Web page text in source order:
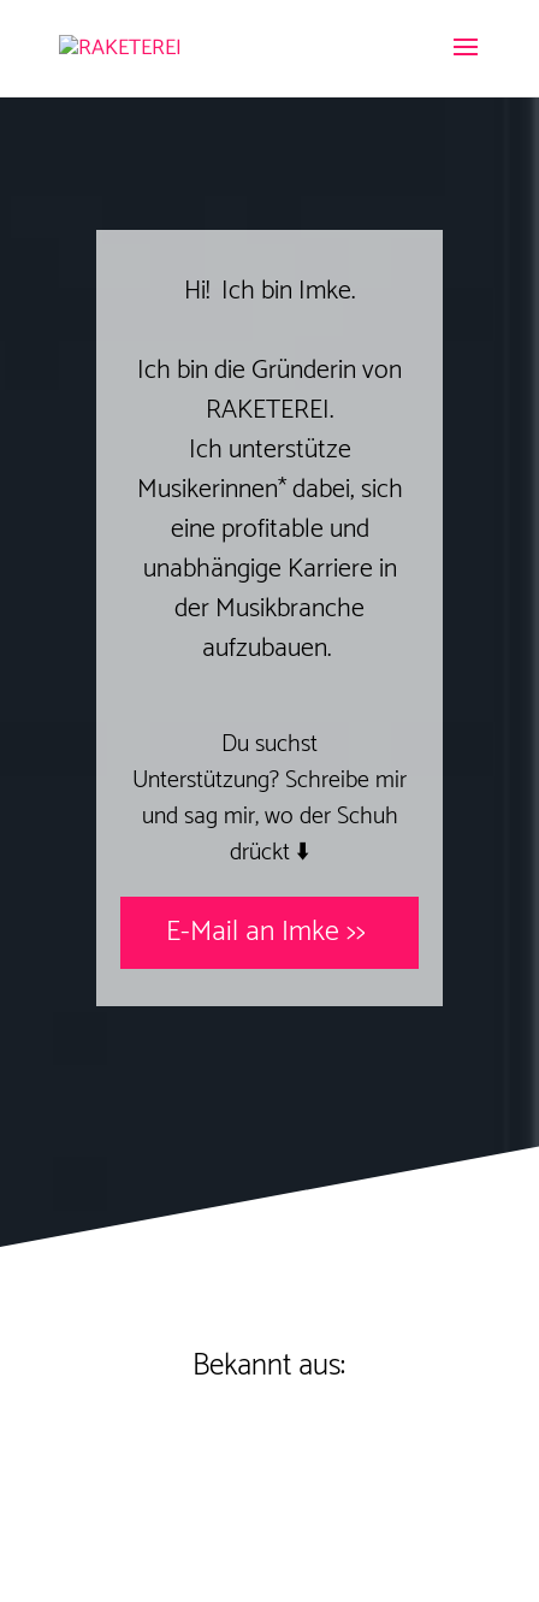
Hi! Ich bin Imke.
Ich bin die Gründerin von
RAKETEREI.
Ich unterstütze
Musikerinnen* dabei, sich
eine profitable und
unabhängige Karriere in
der Musikbranche
aufzubauen.
Du suchst
Unterstützung?Schreibe mir
und sag mir, wo der Schuh
drückt ⬇️
E-Mail an Imke >>
Bekannt aus: